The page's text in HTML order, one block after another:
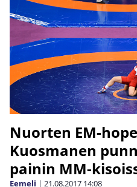
Nuorten EM-
Kuosmanen
painin MM-
Eemeli | 21.08.2017 14:08